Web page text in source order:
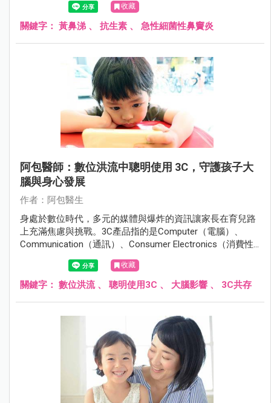
收藏
關鍵字： 黃鼻涕 、 抗生素 、 急性細菌性鼻竇炎
阿包醫師：數位洪流中聰明使用 3C，守護孩子大
腦與身心發展
作者：阿包醫生
身處於數位時代，多元的媒體與爆炸的資訊讓家長在育兒路
上充滿焦慮與挑戰。3C產品指的是Computer（電腦）、
Communication（通訊）、Consumer Electronics（消費性
電子產品），涵蓋了電腦、手機、平板、數位相機、智慧家
電等眾多產品，以下內文提到的3C產品主要指手機、平板和
電視。
收藏
關鍵字： 數位洪流、 聰明使用3C 、 大腦影響 、 3C共存